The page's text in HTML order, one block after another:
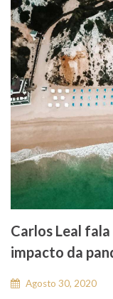
Carlos Leal
impacto da
Agosto 30, 2020